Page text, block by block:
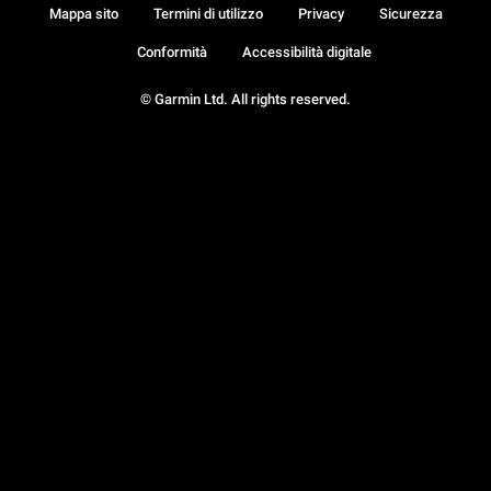
© Garmin Ltd. All rights reserved.
Mappa sito Termini di utilizzo Privacy Sicurezza
Conformità Accessibilità digitale